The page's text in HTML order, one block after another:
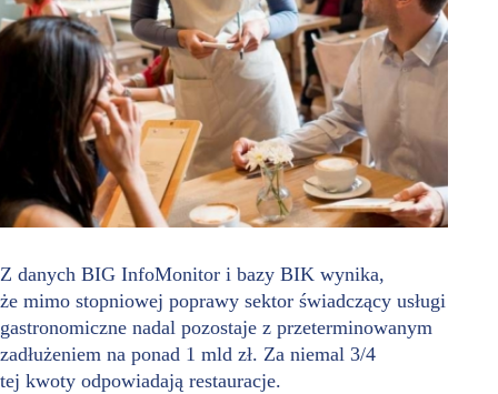
Z danych BIG InfoMonitor i bazy BIK wynika,
że mimo stopniowej poprawy sektor świadczący usługi
gastronomiczne nadal pozostaje z przeterminowanym
zadłużeniem na ponad 1 mld zł. Za niemal 3/4
tej kwoty odpowiadają restauracje.